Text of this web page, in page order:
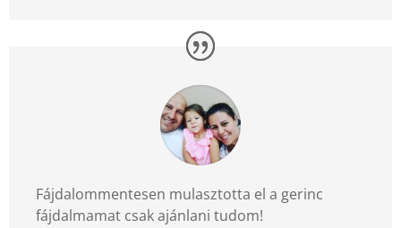
Fájdalommentesen mulasztotta el a gerinc
fájdalmamat csak ajánlani tudom!